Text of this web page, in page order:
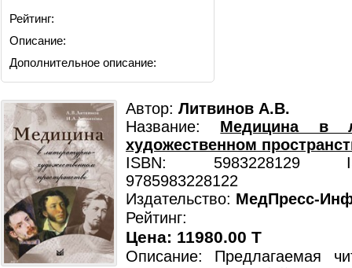
Рейтинг:
Описание:
Дополнительное описание:
Автор: Литвинов А.В.
Название: Медицина в
художественном
ISBN: 5983228129
9785983228122
Издательство: МедПресс-
Рейтинг:
Цена: 11980.00 T
Описание: Предлагаемая